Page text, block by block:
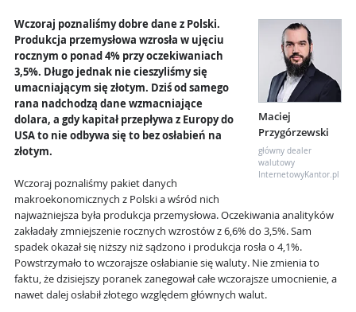
Maciej
Przygórzewski
główny dealer
walutowy
InternetowyKantor.pl
Wczoraj poznaliśmy dobre dane z Polski.
Produkcja przemysłowa wzrosła w ujęciu
rocznym o ponad 4% przy oczekiwaniach
3,5%. Długo jednak nie cieszyliśmy się
umacniającym się złotym. Dziś od samego
rana nadchodzą dane wzmacniające
dolara, a gdy kapitał przepływa z Europy do
USA to nie odbywa się to bez osłabień na
złotym.
Wczoraj poznaliśmy pakiet danych
makroekonomicznych z Polski a wśród nich
najważniejsza była produkcja przemysłowa. Oczekiwania analityków
zakładały zmniejszenie rocznych wzrostów z 6,6% do 3,5%. Sam
spadek okazał się niższy niż sądzono i produkcja rosła o 4,1%.
Powstrzymało to wczorajsze osłabianie się waluty. Nie zmienia to
faktu, że dzisiejszy poranek zanegował całe wczorajsze umocnienie, a
nawet dalej osłabił złotego względem głównych walut.